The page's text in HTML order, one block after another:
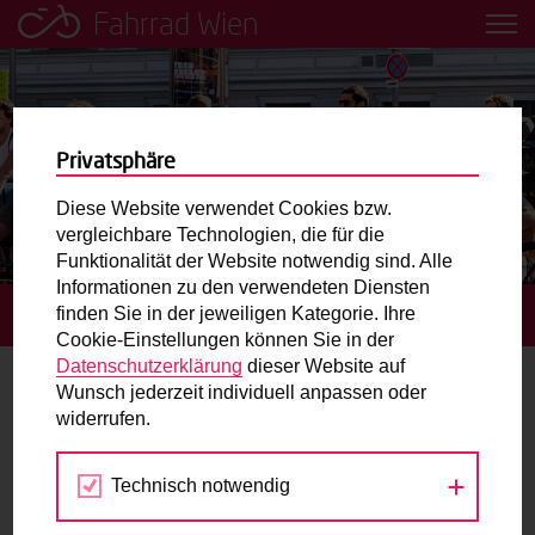
Fahrrad Wien
Leih dir einfach ein Transportfahrrad in deiner Nähe aus!
Mobilitätsbildung für Kinder und
Jugendliche
Radweg-Projektkarte
Routenplaner
Mit dem Fahrrad in Wien unterwegs? Hier finden Sie die
beste Route.
Wunschbox
Sie haben ein Anliegen zum Radverkehr? Schreiben Sie
STARTSEITE TERMINE
Mobilität
Okt Nov Dez
Privatsphäre
Diese Website verwendet Cookies bzw.
vergleichbare Technologien, die für die
Funktionalität der Website notwendig sind. Alle
Informationen zu den verwendeten Diensten
finden Sie in der jeweiligen Kategorie. Ihre
Cookie-Einstellungen können Sie in der
Datenschutzerklärung dieser Website auf
Wunsch jederzeit individuell anpassen oder
widerrufen.
Technisch notwendig